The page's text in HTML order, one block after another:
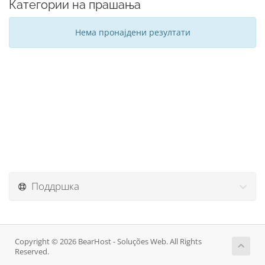
Категории на прашања
Нема пронајдени резултати
Поддршка
Copyright © 2026 BearHost - Soluções Web. All Rights
Reserved.